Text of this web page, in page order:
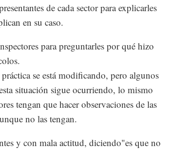
de cada sector para explicarles
en su caso.
para preguntarles por qué hizo
se está modificando, pero algunos
situación sigue ocurriendo, lo mismo
tengan que hacer observaciones de las
no las tengan.
y con mala actitud, diciendo"es que no